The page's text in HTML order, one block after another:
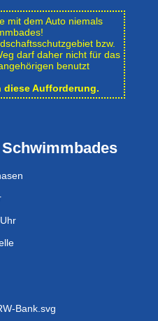
mit dem Auto niemals
bzw.
darf daher nicht für das
benutzt
Aufforderung.